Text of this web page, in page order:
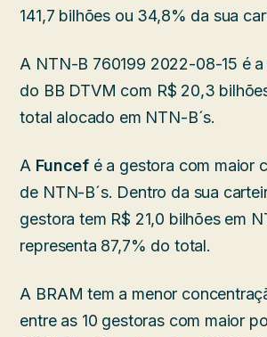
141,7 bilhões ou 34,8% da sua
A NTN-B 760199 2022-08-15 é
do BB DTVM com R$ 20,3
total alocado em NTN-B´s.
A Funcef é a gestora com maior
de NTN-B´s. Dentro da sua
gestora tem R$ 21,0 bilhões em
representa 87,7% do total.
A BRAM tem a menor
entre as 10 gestoras com maior